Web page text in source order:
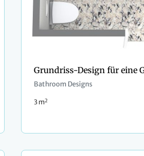
Grundriss-Design für eine
Bathroom Designs
3 m2